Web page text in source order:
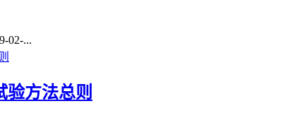
02-...
验方法总则